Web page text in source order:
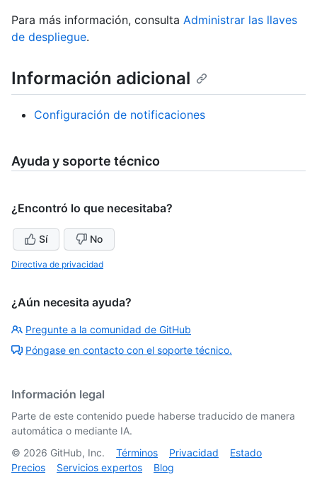
Para más información, consulta Administrar las llaves
de despliegue.
Información adicional
Configuración de notificaciones
Ayuda y soporte técnico
¿Encontró lo que necesitaba?
Sí No
Directiva de privacidad
¿Aún necesita ayuda?
Pregunte a la comunidad de GitHub
Póngase en contacto con el soporte técnico.
Información legal
Parte de este contenido puede haberse traducido de manera
automática o mediante IA.
© 2026 GitHub, Inc. Términos Privacidad
Estado
Precios
Servicios expertos Blog